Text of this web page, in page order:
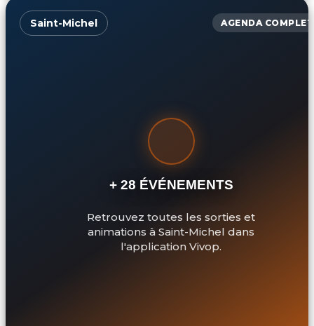
Saint-Michel AGENDA COMPLET
+ 28 ÉVÉNEMENTS
Retrouvez toutes les sorties et
animations à Saint-Michel dans
l'application Vivop.